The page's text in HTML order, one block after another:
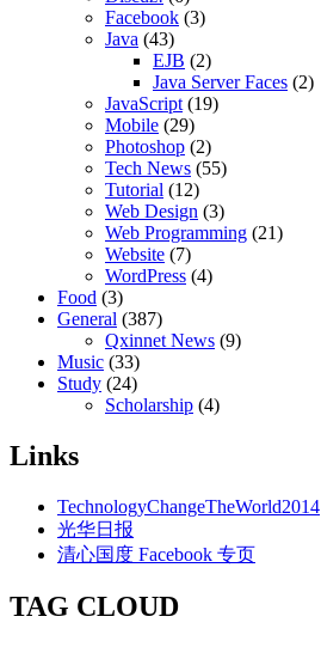
Facebook (3)
Java (43)
EJB (2)
Java Server Faces (2)
JavaScript (19)
Mobile (29)
Photoshop (2)
Tech News (55)
Tutorial (12)
Web Design (3)
Web Programming (21)
Website (7)
WordPress (4)
Food (3)
General (387)
Qxinnet News (9)
Music (33)
Study (24)
Scholarship (4)
Links
TechnologyChangeTheWorld2014
光华日报
清心国度 Facebook 专页
TAG CLOUD